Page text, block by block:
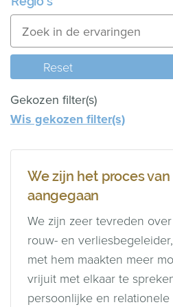
Reset
Gekozen filter(s)
Wis gekozen filter(s)
We zijn het proces
aangegaan
We zijn zeer tevreden
rouw- en
met hem maakten meer
vrijuit met elkaar te
persoonlijke en